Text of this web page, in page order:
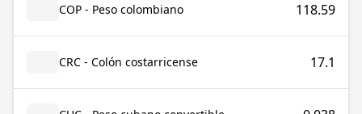
COP - Peso colombiano 118.59
CRC - Colón costarricense 17.1